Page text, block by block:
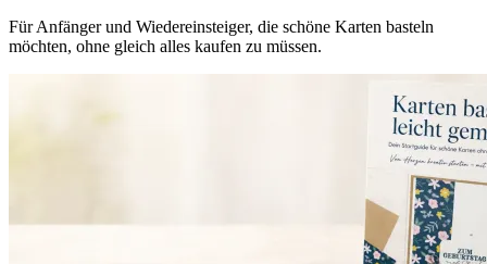
Für Anfänger und Wiedereinsteiger, die schöne Karten basteln
möchten, ohne gleich alles kaufen zu müssen.